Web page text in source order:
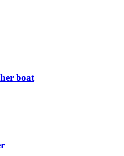
boat